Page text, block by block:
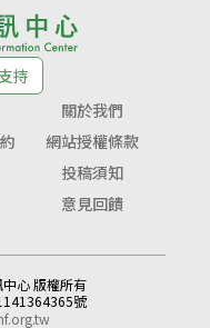
持
關於我們
網站授權條款
投稿須知
意見回饋
心 版權所有
號